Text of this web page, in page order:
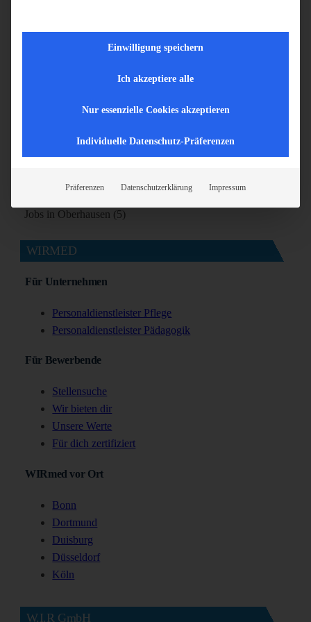
Jobs in Ihrer Region
Jobs in Dortmund (9)
Jobs in Essen (5)
Jobs in Oberhausen (5)
WIRMED
Für Unternehmen
Personaldienstleister Pflege
Personaldienstleister Pädagogik
Für Bewerbende
Stellensuche
Wir bieten dir
Unsere Werte
Für dich zertifiziert
WIRmed vor Ort
Bonn
Dortmund
Duisburg
Düsseldorf
Köln
W.I.R GmbH
Einwilligung speichern
Ich akzeptiere alle
Nur essenzielle Cookies akzeptieren
Individuelle Datenschutz-Präferenzen
Präferenzen Datenschutzerklärung Impressum